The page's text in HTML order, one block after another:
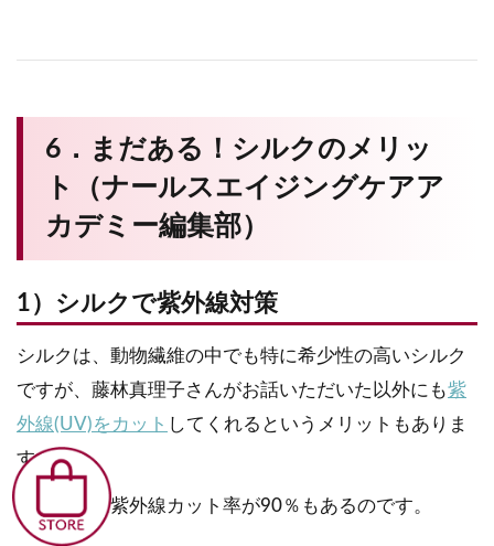
6．まだある！シルクのメリッ
ト（ナールスエイジングケアア
カデミー編集部）
1）シルクで紫外線対策
シルクは、動物繊維の中でも特に希少性の高いシルク
ですが、藤林真理子さんがお話いただいた以外にも紫
外線(UV)をカット してくれるというメリットもありま
す。
シルクには紫外線カット率が90％もあるのです。